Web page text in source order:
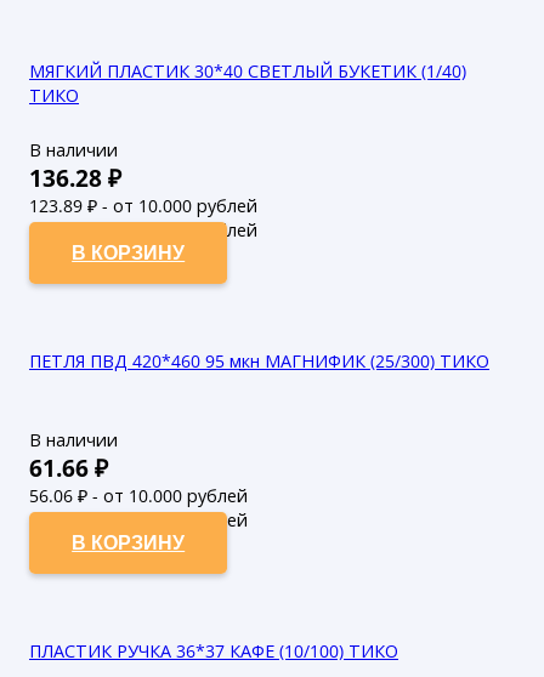
МЯГКИЙ ПЛАСТИК 30*40 СВЕТЛЫЙ БУКЕТИК (1/40)
ТИКО
В наличии
136.28₽
123.89 ₽ - от 10.000 рублей
112.63₽ - от 50.000 рублей
В КОРЗИНУ
ПЕТЛЯ ПВД 420*460 95 мкн МАГНИФИК (25/300) ТИКО
В наличии
61.66₽
56.06 ₽ - от 10.000 рублей
50.96₽ - от 50.000 рублей
В КОРЗИНУ
ПЛАСТИК РУЧКА 36*37 КАФЕ (10/100) ТИКО